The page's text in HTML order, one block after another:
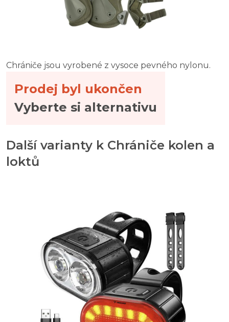
Chrániče jsou vyrobené z vysoce pevného nylonu.
Prodej byl ukončen
Vyberte si alternativu
Další varianty k Chrániče kolen a
loktů